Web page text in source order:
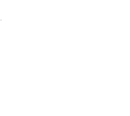
.